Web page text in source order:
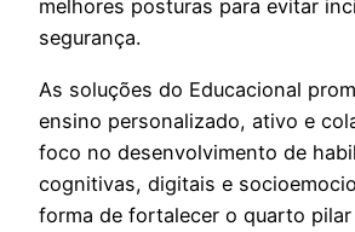
melhores posturas para evitar
segurança.
As soluções do Educacional
ensino personalizado, ativo e
foco no desenvolvimento de
cognitivas, digitais e
forma de fortalecer o quarto pilar